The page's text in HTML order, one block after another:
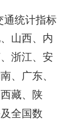
统计指标
山西、内
浙江、安
、广东、
藏、陕
全国数